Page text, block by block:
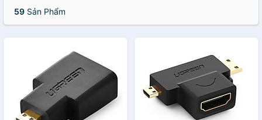
59 Sản Phẩm